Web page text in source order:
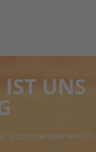
UNS
Gruben wiederverfüllt